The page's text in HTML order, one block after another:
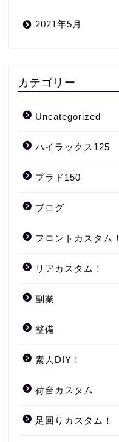
2021年5月
カテゴリー
Uncategorized
ハイラックス125
プラド150
ブログ
フロントカスタム！
リアカスタム！
副業
整備
素人DIY！
荷台カスタム
足回りカスタム！